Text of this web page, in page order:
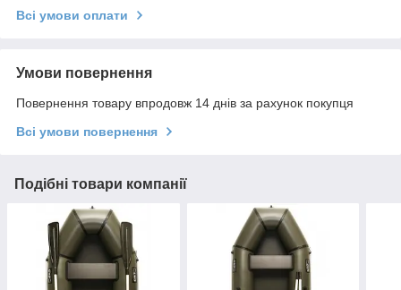
Всі умови оплати
Умови повернення
Повернення товару впродовж 14 днів за рахунок покупця
Всі умови повернення
Подібні товари компанії